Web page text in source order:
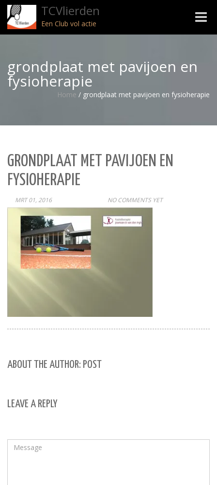
TCVlierden
Een Club vol actie
Toggle
grondplaat met pavijoen en
fysioherapie
Home / grondplaat met pavijoen en fysioherapie
GRONDPLAAT MET PAVIJOEN EN
FYSIOHERAPIE
MRT 01, 2016 NO COMMENTS YET
ABOUT THE AUTHOR: POST
LEAVE A REPLY